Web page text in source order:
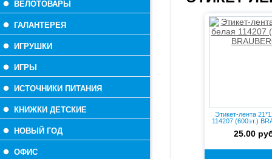
ВЕЛОТОВАРЫ
ГАЛАНТЕРЕЯ
ИГРУШКИ
ИГРЫ
ИСТОЧНИКИ ПИТАНИЯ
КНИЖКИ ДЕТСКИЕ
НОВЫЙ ГОД
ОФИС
Этикет-лента
114207 (600эт.)
25.00